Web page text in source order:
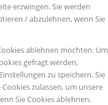
erzwingen. Sie werden
/ abzulehnen, wenn Sie
ablehnen möchten. Um
gefragt werden,
zu speichern. Sie
zulassen, um unsere
Sie Cookies ablehnen,